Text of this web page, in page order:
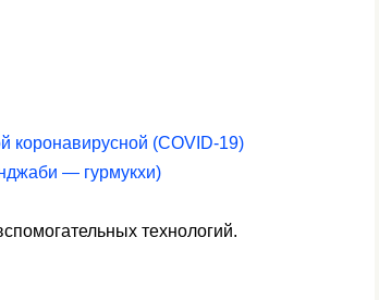
коронавирусной (COVID-19)
— гурмукхи)
технологий.